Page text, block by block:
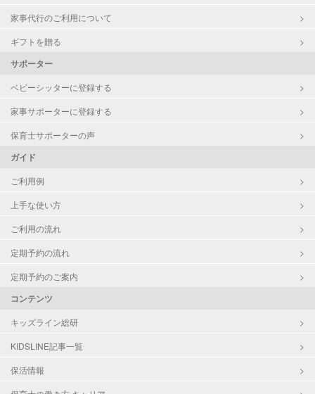
家事代行のご利用について
ギフトを贈る
サポーター
ベビーシッターに登録する
家事サポーターに登録する
保育士サポーターの声
ガイド
ご利用例
上手な使い方
ご利用の流れ
定期予約の流れ
定期予約のご案内
コンテンツ
キッズライン総研
KIDSLINE記事一覧
保活情報